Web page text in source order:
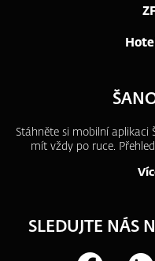
Stáhněte si mobilní aplikaci
mít vždy po ruce.
SLEDUJTE NÁS